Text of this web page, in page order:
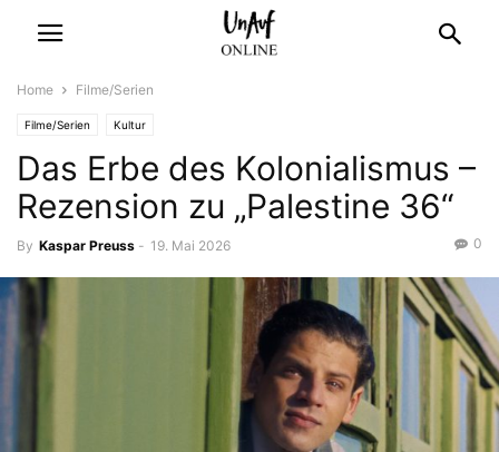
Home Filme/Serien
Filme/Serien Kultur
Das Erbe des Kolonialismus –
Rezension zu „Palestine 36“
By Kaspar Preuss - 19. Mai 2026 0